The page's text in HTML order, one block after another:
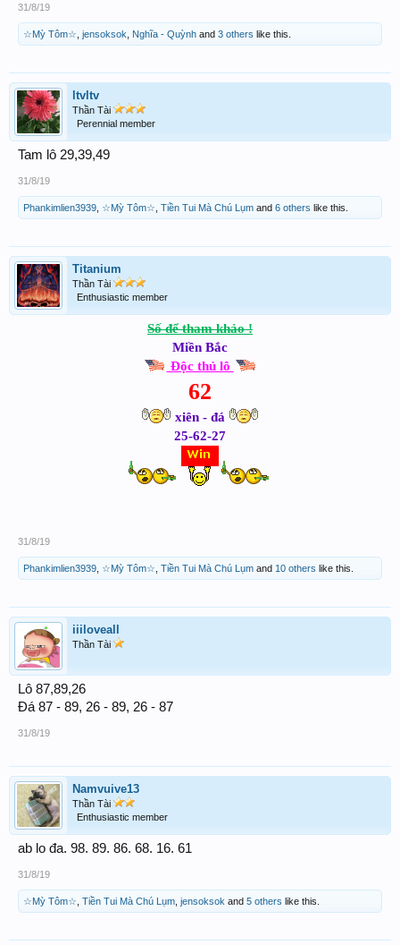
31/8/19
☆Mỳ Tôm☆ jensoksok Nghĩa - Quỳnh and 3 others like this.
ltvltv
Thần Tài
Perennial member
Tam lô 29,39,49
31/8/19
Phankimlien3939 ☆Mỳ Tôm☆ Tiền Tui Mà Chú Lụm and 6 others like this.
Titanium
Thần Tài
Enthusiastic member
Số để tham khảo !
Miền Bắc
Độc thủ lô
62
xiên - đá
25-62-27
31/8/19
Phankimlien3939 ☆Mỳ Tôm☆ Tiền Tui Mà Chú Lụm and 10 others like this.
iiiloveall
Thần Tài
Lô 87,89,26
Đá 87 - 89, 26 - 89, 26 - 87
31/8/19
Namvuive13
Thần Tài
Enthusiastic member
ab lo đa. 98. 89. 86. 68. 16. 61
31/8/19
☆Mỳ Tôm☆ Tiền Tui Mà Chú Lụm jensoksok and 5 others like this.